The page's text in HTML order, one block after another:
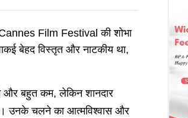
Film Festival की शोभा
बेहद विस्तृत और नाटकीय था,
और बहुत कम, लेकिन शानदार
उनके चलने का आत्मविश्वास और